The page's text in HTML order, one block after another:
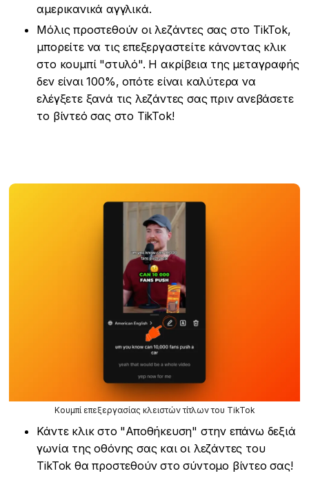
αμερικανικά αγγλικά.
Μόλις προστεθούν οι λεζάντες σας στο TikTok,
μπορείτε να τις επεξεργαστείτε κάνοντας κλικ
στο κουμπί "στυλό". Η ακρίβεια της μεταγραφής
δεν είναι 100%, οπότε είναι καλύτερα να
ελέγξετε ξανά τις λεζάντες σας πριν ανεβάσετε
το βίντεό σας στο TikTok!
Κουμπί επεξεργασίας κλειστών τίτλων του TikTok
Κάντε κλικ στο "Αποθήκευση" στην επάνω δεξιά
γωνία της οθόνης σας και οι λεζάντες του
TikTok θα προστεθούν στο σύντομο βίντεο σας!